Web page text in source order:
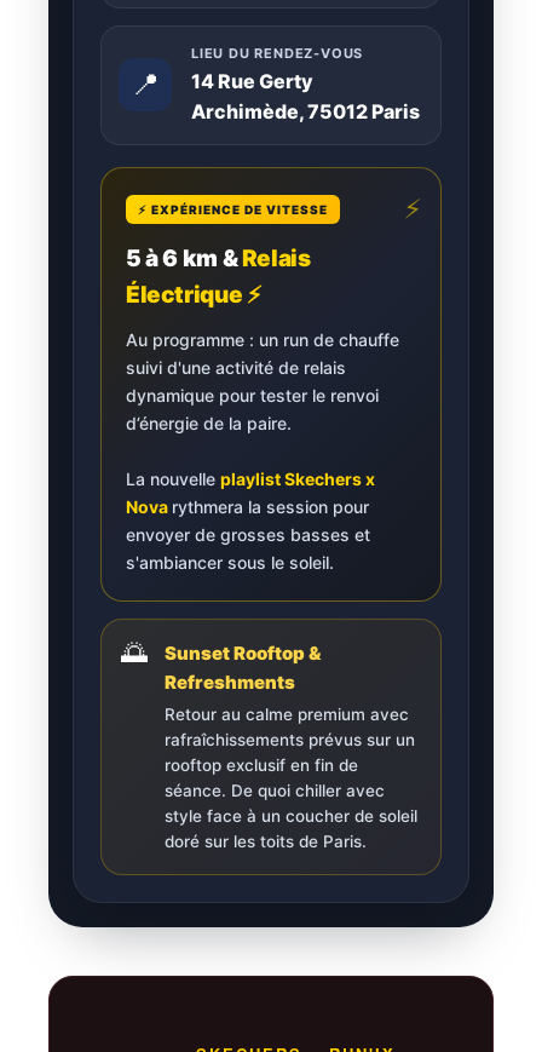
📍
LIEU DU RENDEZ-VOUS
14 Rue Gerty
Archimède, 75012 Paris
⚡
⚡ EXPÉRIENCE DE VITESSE
5 à 6 km &Relais
Électrique ⚡
Au programme : un run de chauffe
suivi d'une activité de relais
dynamique pour tester le renvoi
d’énergie de la paire.
La nouvelle playlist Skechers x
Nova rythmera la session pour
envoyer de grosses basses et
s'ambiancer sous le soleil.
🌅
Sunset Rooftop &
Refreshments
Retour au calme premium avec
rafraîchissements prévus sur un
rooftop exclusif en fin de
séance. De quoi chiller avec
style face à un coucher de soleil
doré sur les toits de Paris.